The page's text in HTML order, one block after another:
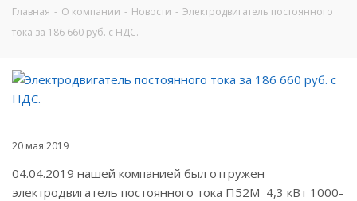
Главная - О компании - Новости - Электродвигатель постоянного
тока за 186 660 руб. с НДС.
20 мая 2019
04.04.2019 нашей компанией был отгружен
электродвигатель постоянного тока П52М 4,3 кВт 1000-